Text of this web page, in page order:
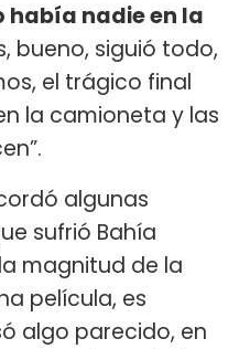
nadie en la
bueno, siguió todo,
el trágico final
la camioneta y las
algunas
sufrió Bahía
magnitud de la
película, es
algo parecido, en